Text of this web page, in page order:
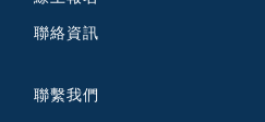
聯絡資訊
聯繫我們